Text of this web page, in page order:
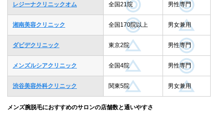
レジーナクリニックオム 全国21院 男性専門
湘南美容クリニック 全国170院以上 男女兼用
ダビデクリニック 東京2院 男性専門
メンズルシアクリニック 全国4院 男性専門
渋谷美容外科クリニック 関東5院 男女兼用
メンズ腕脱毛におすすめのサロンの店舗数と通いやすさ